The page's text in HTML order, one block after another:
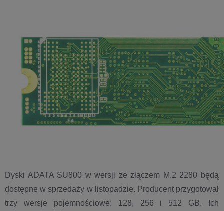
Dyski ADATA SU800 w wersji ze złączem M.2 2280 będą
dostępne w sprzedaży w listopadzie. Producent przygotował
trzy wersje pojemnościowe: 128, 256 i 512 GB. Ich